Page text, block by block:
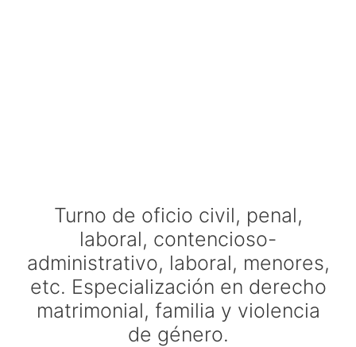
Turno de oficio civil, penal,
laboral, contencioso-
administrativo, laboral, menores,
etc. Especialización en derecho
matrimonial, familia y violencia
de género.